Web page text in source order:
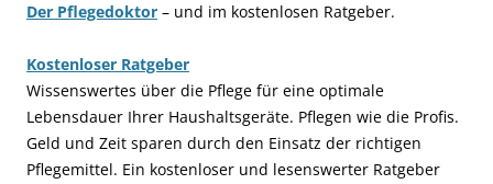
Der Pflegedoktor – und im kostenlosen Ratgeber.
Kostenloser Ratgeber
Wissenswertes über die Pflege für eine optimale
Lebensdauer Ihrer Haushaltsgeräte. Pflegen wie die Profis.
Geld und Zeit sparen durch den Einsatz der richtigen
Pflegemittel. Ein kostenloser und lesenswerter Ratgeber